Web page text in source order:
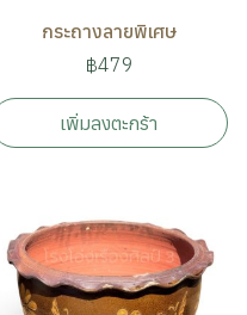
กระถางลายพิเศษ
฿479
เพิ่มลงตะกร้า